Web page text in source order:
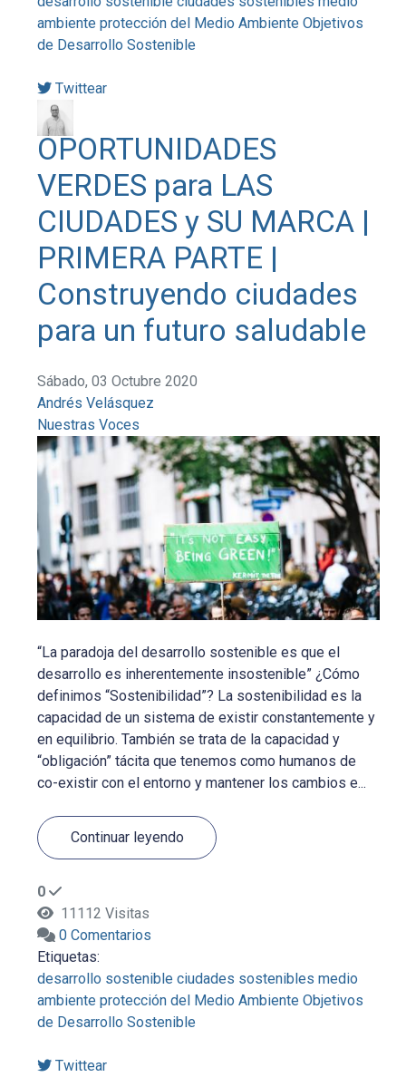
ambiente protección del Medio Ambiente Objetivos
de Desarrollo Sostenible
Twittear
OPORTUNIDADES
VERDES para LAS
CIUDADES y SU MARCA |
PRIMERA PARTE |
Construyendo ciudades
para un futuro saludable
Sábado, 03 Octubre 2020
Andrés Velásquez
Nuestras Voces
“La paradoja del desarrollo sostenible es que el
desarrollo es inherentemente insostenible” ¿Cómo
definimos “Sostenibilidad”? La sostenibilidad es la
capacidad de un sistema de existir constantemente y
en equilibrio. También se trata de la capacidad y
“obligación” tácita que tenemos como humanos de
co-existir con el entorno y mantener los cambios e...
Continuar leyendo
0
11112 Visitas
0 Comentarios
Etiquetas:
desarrollo sostenible ciudades sostenibles medio
ambiente protección del Medio Ambiente Objetivos
de Desarrollo Sostenible
Twittear